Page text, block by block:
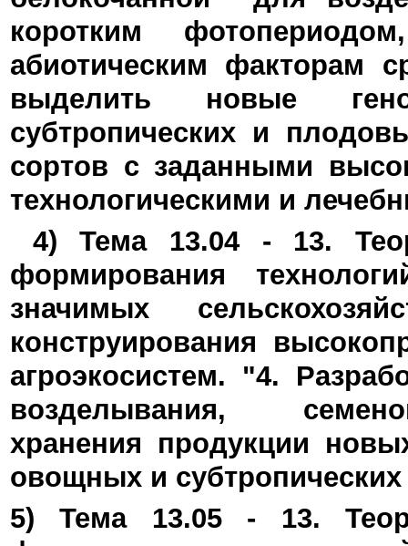
коротким
абиотическим факторам
выделить новые
субтропических и
сортов с заданными
технологическими и
4) Тема 13.04 - 13.
формирования
значимых
конструирования
агроэкосистем. "4.
возделывания,
хранения продукции
овощных и
5) Тема 13.05 - 13.